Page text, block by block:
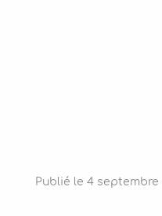
Publié le 4 septembre